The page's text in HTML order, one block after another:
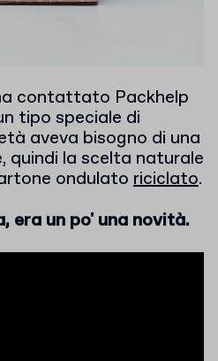
contattato Packhelp
tipo speciale di
aveva bisogno di una
quindi la scelta naturale
ondulato riciclato.
era un po' una novità.